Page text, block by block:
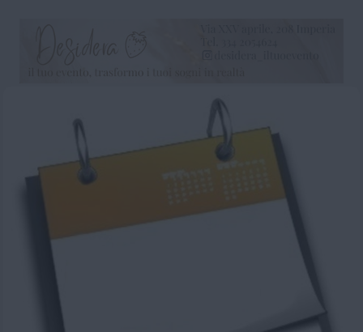
CATEGORIE EVENTI
Bimbi Cinema Corsi
SpettacoloSport